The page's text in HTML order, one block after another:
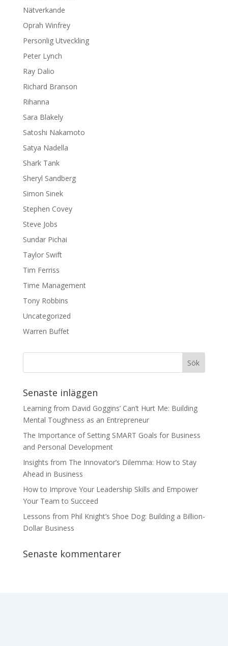
Nätverkande
Oprah Winfrey
Personlig Utveckling
Peter Lynch
Ray Dalio
Richard Branson
Rihanna
Sara Blakely
Satoshi Nakamoto
Satya Nadella
Shark Tank
Sheryl Sandberg
Simon Sinek
Stephen Covey
Steve Jobs
Sundar Pichai
Taylor Swift
Tim Ferriss
Time Management
Tony Robbins
Uncategorized
Warren Buffet
Senaste inläggen
Learning from David Goggins’ Can’t Hurt Me: Building
Mental Toughness as an Entrepreneur
The Importance of Setting SMART Goals for Business
and Personal Development
Insights from The Innovator’s Dilemma: How to Stay
Ahead in Business
How to Improve Your Leadership Skills and Empower
Your Team to Succeed
Lessons from Phil Knight’s Shoe Dog: Building a Billion-
Dollar Business
Senaste kommentarer